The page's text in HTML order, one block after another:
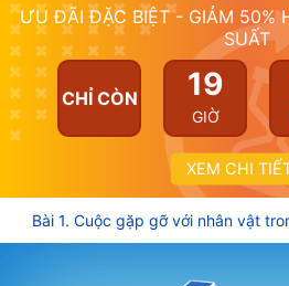
ƯU ĐÃI ĐẶC BIỆT - GIẢM 50%
SUẤT
CHỈ CÒN 19
GIỜ
XEM CHI
Bài 1. Cuộc gặp gỡ với nhân vật